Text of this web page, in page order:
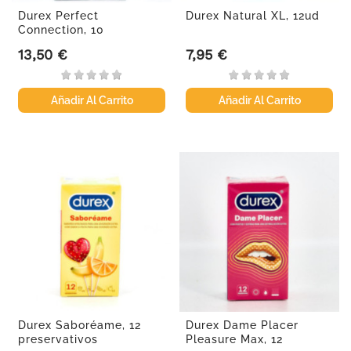
Durex Perfect
Connection, 10
Precio
13,50 €
Añadir Al Carrito
Durex Natural XL, 12ud
Precio
7,95 €
Añadir Al Carrito
Durex Saboréame, 12
preservativos
Durex Dame Placer
Pleasure Max, 12